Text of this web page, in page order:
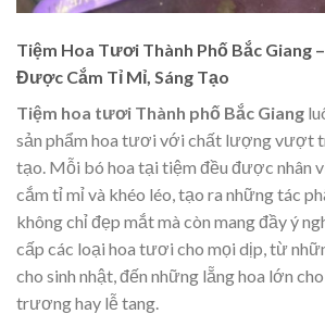
Tiệm Hoa Tươi Thành Phố Bắc Giang
Được Cắm Tỉ Mỉ, Sáng Tạo
Tiệm hoa tươi Thành phố Bắc Giang
sản phẩm hoa tươi với chất lượng vượt
tạo. Mỗi bó hoa tại tiệm đều được nhân
cắm tỉ mỉ và khéo léo, tạo ra những tác
không chỉ đẹp mắt mà còn mang đầy ý
cấp các loại hoa tươi cho mọi dịp, từ
cho sinh nhật, đến những lẵng hoa lớn
trương hay lễ tang.